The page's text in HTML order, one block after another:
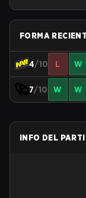
FORMA
4/10 L W
7/10 W W
INFO DEL